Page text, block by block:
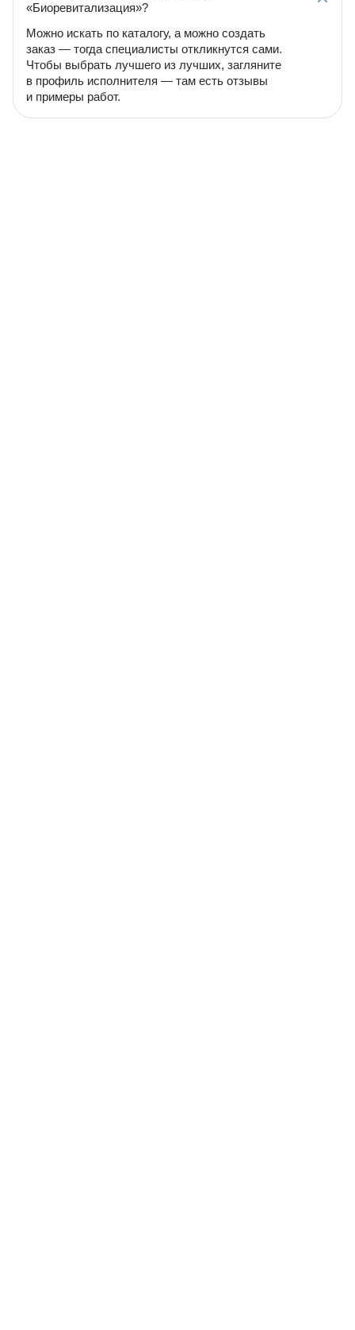
«Биоревитализация»?
Можно искать по каталогу, а можно создать
заказ — тогда специалисты откликнутся сами.
Чтобы выбрать лучшего из лучших, загляните
в профиль исполнителя — там есть отзывы
и примеры работ.